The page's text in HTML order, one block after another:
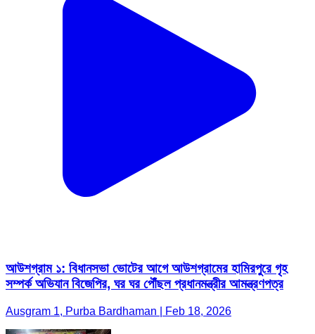
আউশগ্রাম ১: বিধানসভা ভোটের আগে আউশগ্রামের হামিরপুরে গৃহ
সম্পর্ক অভিযান বিজেপির, ঘর ঘর পৌঁছল প্রধানমন্ত্রীর আমন্ত্রণপত্র
Ausgram 1, Purba Bardhaman | Feb 18, 2026